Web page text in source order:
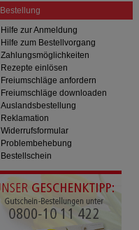
Bestellung
Hilfe zur Anmeldung
Hilfe zum Bestellvorgang
Zahlungsmöglichkeiten
Rezepte einlösen
Freiumschläge anfordern
Freiumschläge downloaden
Auslandsbestellung
Reklamation
Widerrufsformular
Problembehebung
Bestellschein